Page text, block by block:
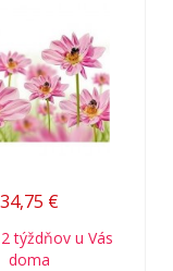
34,75 €
týždňov u Vás
doma